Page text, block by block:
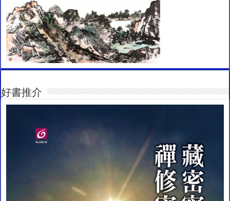
好書推介